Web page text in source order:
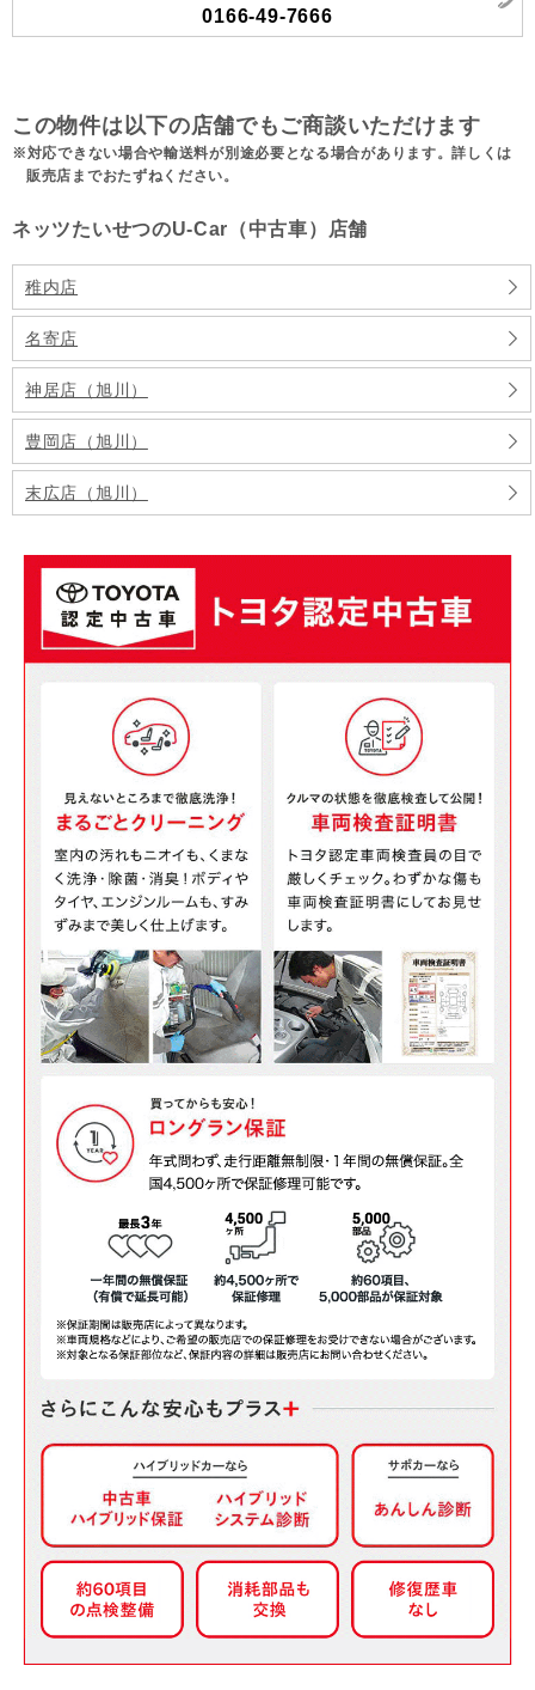
0166-49-7666
この物件は以下の店舗でもご商談いただけます
対応できない場合や輸送料が別途必要となる場合があります。詳しくは
販売店までおたずねください。
ネッツたいせつのU-Car（中古車）店舗
稚内店
名寄店
神居店（旭川）
豊岡店（旭川）
末広店（旭川）